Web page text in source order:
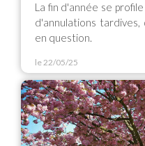
La fin d'année se
d'annulations
en question.
le 22/05/25